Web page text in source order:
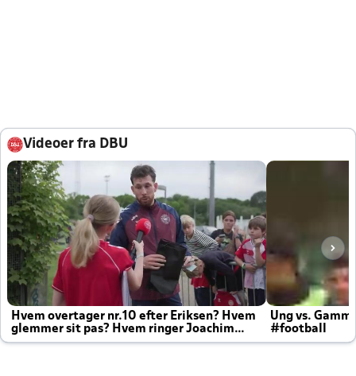
Videoer fra DBU
Hvem overtager nr.10 efter Eriksen? Hvem
glemmer sit pas? Hvem ringer Joachim
altid til efter kampe?
Ung vs.
#football